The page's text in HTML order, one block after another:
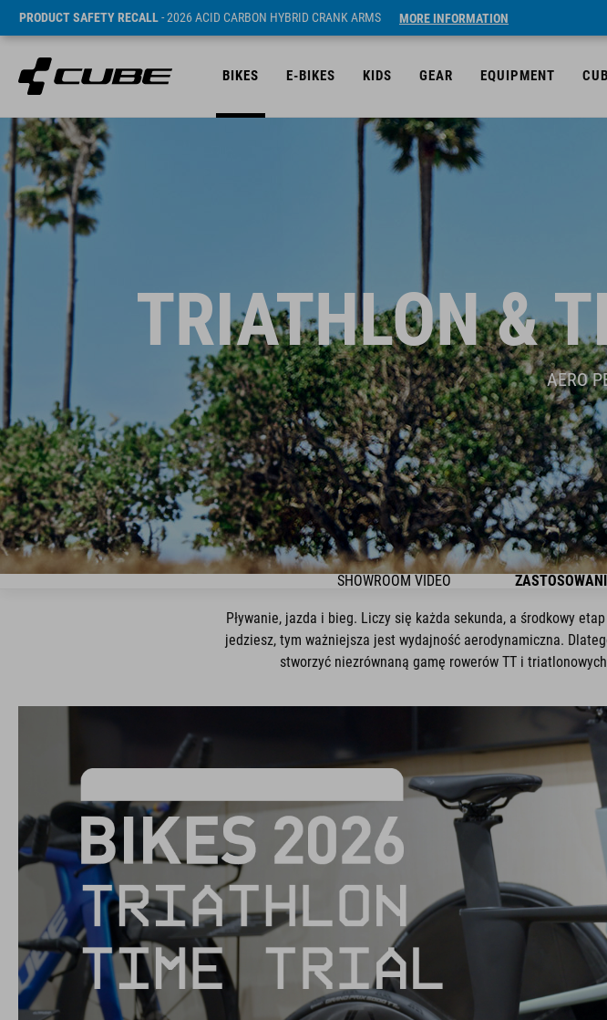
PRODUCT SAFETY RECALL- 2026 ACID CARBON HYBRID CRANK ARMS MORE INFORMATION
BIKES E-BIKES KIDS GEAR EQUIPMENT
TRIATHLON &
AERO
SHOWROOM VIDEO
Pływanie, jazda i bieg. Liczy się każda sekunda, a środkowy
jedziesz, tym ważniejsza jest wydajność aerodynamiczna.
stworzyć niezrównaną gamę rowerów TT i